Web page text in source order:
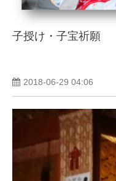
子授け・子宝祈願
2018-06-29 04:06